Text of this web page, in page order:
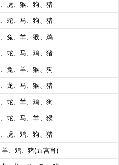
虎、猴、狗、猪
蛇、马、狗、猪
兔、羊、猴、鸡
蛇、马、鸡、猪
兔、羊、猴、狗
龙、马、猴、猪
蛇、羊、鸡、狗
蛇、马、羊、猴
虎、鸡、狗、猪
、鸡、猪(五宫肖)